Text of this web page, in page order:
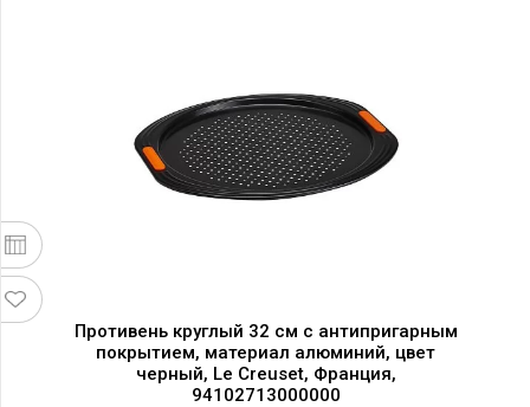
Противень круглый 32 см с антипригарным
покрытием, материал алюминий, цвет
черный, Le Creuset, Франция,
94102713000000